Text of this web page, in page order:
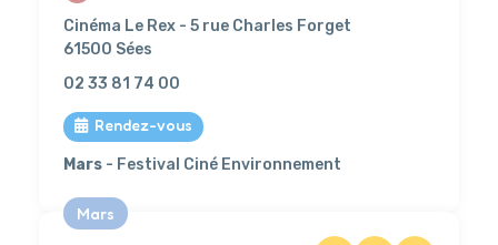
Cinéma Le Rex - 5 rue Charles Forget
61500 Sées
02 33 81 74 00
Rendez-vous
Mars - Festival Ciné Environnement
Mars